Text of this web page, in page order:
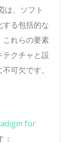
は、ソフト
る包括的な
これらの要素
クチャと設
可欠です。
for